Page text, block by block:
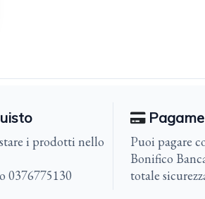
i prodotti nello
0376775130
Puoi pagare
Bonifico
totale